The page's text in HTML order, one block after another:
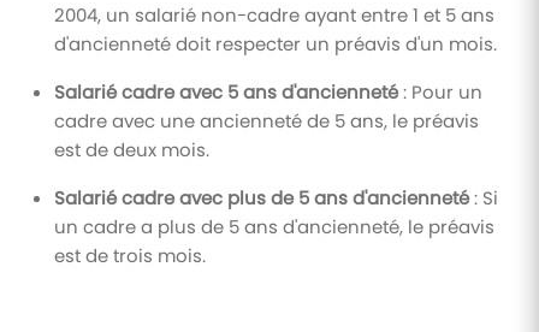
2004, un salarié non-cadre ayant entre 1 et 5 ans
d'ancienneté doit respecter un préavis d'un mois.
Salarié cadre avec 5 ans d'ancienneté: Pour un
cadre avec une ancienneté de 5 ans, le préavis
est de deux mois.
Salarié cadre avec plus de 5 ans d'ancienneté: Si
un cadre a plus de 5 ans d'ancienneté, le préavis
est de trois mois.